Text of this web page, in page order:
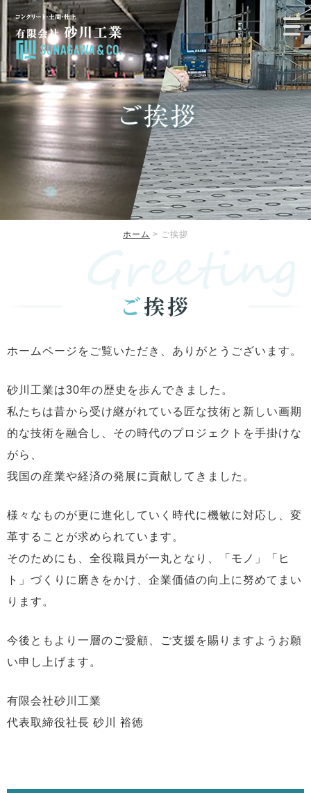
ホーム > ご挨拶
ご挨拶
ホームページをご覧いただき、ありがとうございます。
砂川工業は30年の歴史を歩んできました。
私たちは昔から受け継がれている匠な技術と新しい画期
的な技術を融合し、その時代のプロジェクトを手掛けな
がら、
我国の産業や経済の発展に貢献してきました。
様々なものが更に進化していく時代に機敏に対応し、変
革することが求められています。
そのためにも、全役職員が一丸となり、「モノ」「ヒ
ト」づくりに磨きをかけ、企業価値の向上に努めてまい
ります。
今後ともより一層のご愛顧、ご支援を賜りますようお願
い申し上げます。
有限会社砂川工業
代表取締役社長 砂川 裕徳